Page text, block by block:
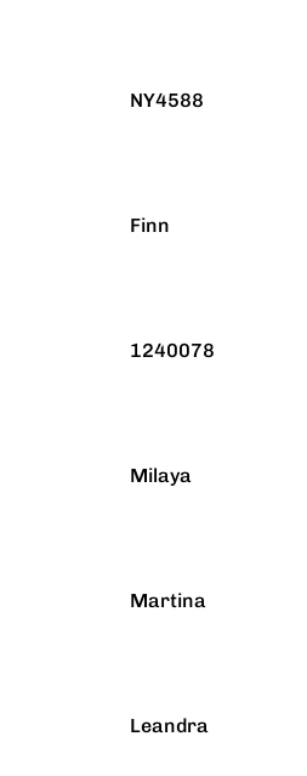
NY4588
Finn
1240078
Milaya
Martina
Leandra